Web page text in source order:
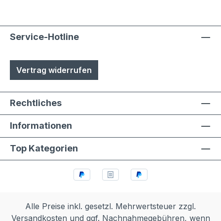
Service-Hotline
Vertrag widerrufen
Rechtliches
Informationen
Top Kategorien
Alle Preise inkl. gesetzl. Mehrwertsteuer zzgl.
Versandkosten und ggf. Nachnahmegebühren, wenn